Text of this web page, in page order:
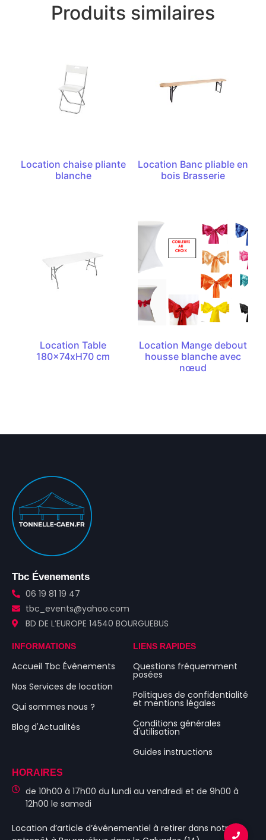
Produits similaires
Location chaise pliante
blanche
Location Banc pliable en
bois Brasserie
Location Table
180x74xH70 cm
Location Mange debout
housse blanche avec
nœud
Tbc Évenements
06 19 81 19 47
tbc_events@yahoo.com
BD DE L’EUROPE 14540 BOURGUEBUS
INFORMATIONS
Accueil Tbc Évènements
Nos Services de location
Qui sommes nous ?
Blog d'Actualités
LIENS RAPIDES
Questions fréquemment
posées
Politiques de confidentialité
et mentions légales
Conditions générales
d'utilisation
Guides instructions
HORAIRES
de 10h00 à 17h00 du lundi au vendredi et de 9h00 à
12h00 le samedi
Location d’article d’événementiel à retirer dans notre